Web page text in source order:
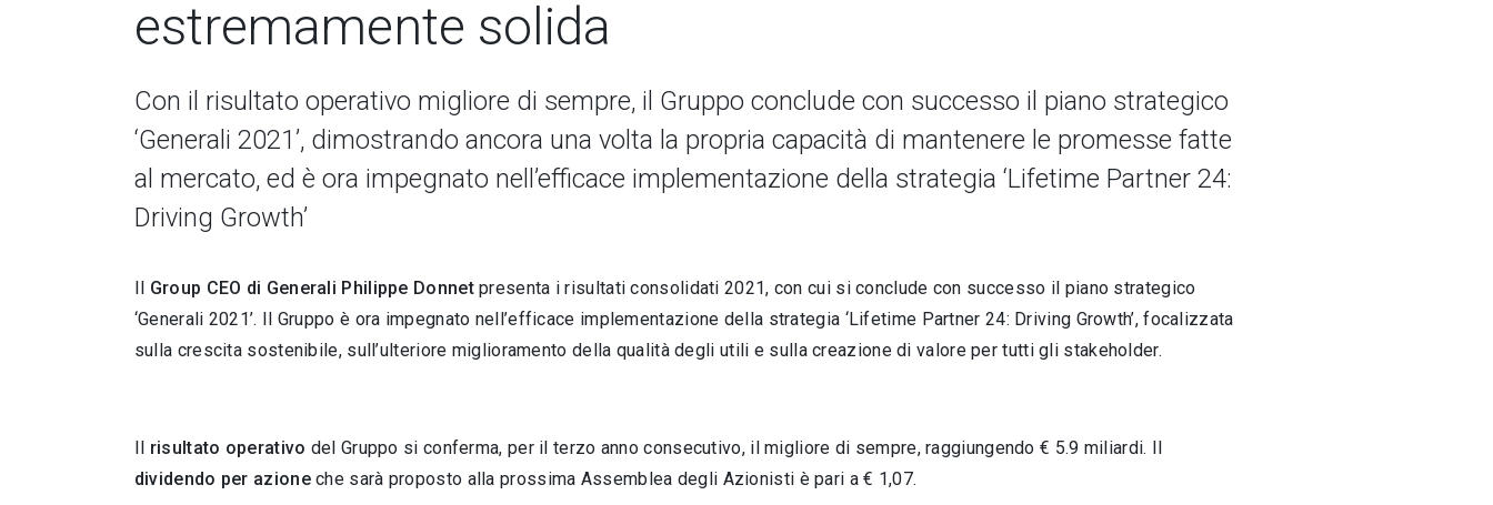
estremamente solida
Con il risultato operativo migliore di sempre, il Gruppo conclude con successo il piano strategico
‘Generali 2021’, dimostrando ancora una volta la propria capacità di mantenere le promesse fatte
al mercato, ed è ora impegnato nell’efficace implementazione della strategia ‘Lifetime Partner 24:
Driving Growth’
Il Group CEO di Generali Philippe Donnetpresenta i risultati consolidati 2021, con cui si conclude con successo il piano strategico
‘Generali 2021’. Il Gruppo è ora impegnato nell’efficace implementazione della strategia ‘Lifetime Partner 24: Driving Growth’, focalizzata
sulla crescita sostenibile, sull’ulteriore miglioramento della qualità degli utili e sulla creazione di valore per tutti gli stakeholder.
Il risultato operativo del Gruppo si conferma, per il terzo anno consecutivo, il migliore di sempre, raggiungendo € 5.9 miliardi. Il
dividendo per azioneche sarà proposto alla prossima Assemblea degli Azionisti è pari a € 1,07.